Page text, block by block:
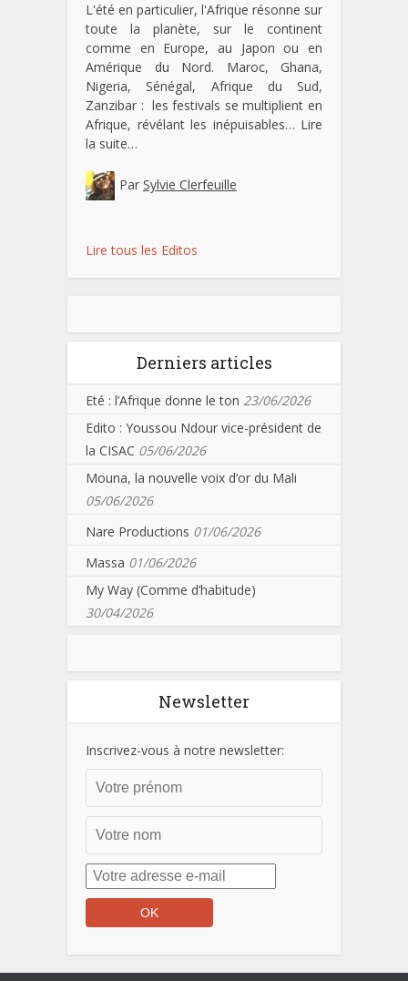
L'été en particulier, l'Afrique résonne sur
toute la planète, sur le continent
comme en Europe, au Japon ou en
Amérique du Nord. Maroc, Ghana,
Nigeria, Sénégal, Afrique du Sud,
Zanzibar : les festivals se multiplient en
Afrique, révélant les inépuisables… Lire
la suite…
Par Sylvie Clerfeuille
Lire tous les Editos
Derniers articles
Eté : l’Afrique donne le ton 23/06/2026
Edito : Youssou Ndour vice-président de
la CISAC 05/06/2026
Mouna, la nouvelle voix d’or du Mali
05/06/2026
Nare Productions 01/06/2026
Massa 01/06/2026
My Way (Comme d’habitude)
30/04/2026
Newsletter
Inscrivez-vous à notre newsletter: